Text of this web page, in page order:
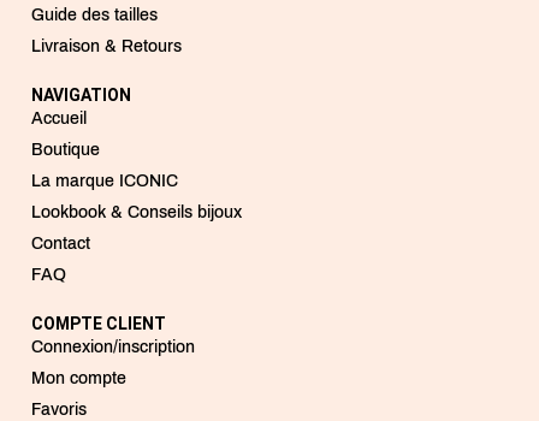
Guide des tailles
Livraison & Retours
NAVIGATION
Accueil
Boutique
La marque ICONIC
Lookbook & Conseils bijoux
Contact
FAQ
COMPTE CLIENT
Connexion/inscription
Mon compte
Favoris